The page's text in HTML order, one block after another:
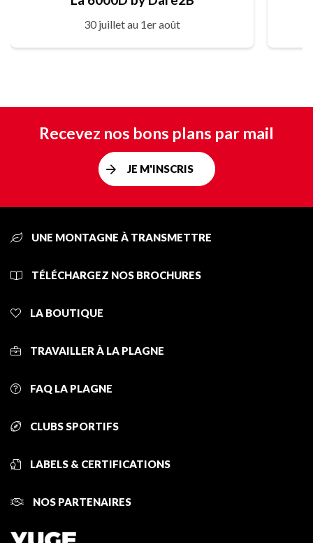
30 juillet au 1er août
Recevez nos bons plans par mail
JE M'INSCRIS
UNE MONTAGNE À TRANSMETTRE
TÉLÉCHARGEZ NOS BROCHURES
LA BOUTIQUE
TRAVAILLER À LA PLAGNE
FAQ LA PLAGNE
CLUBS SPORTIFS
LABELS & CERTIFICATIONS
NOS PARTENAIRES